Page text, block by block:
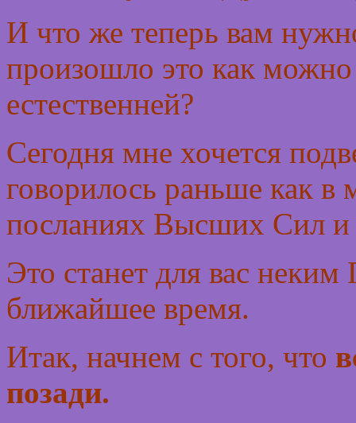
И что же теперь вам
произошло это как
естественней?
Сегодня мне хочется
говорилось раньше как в
посланиях Высших Сил и
Это станет для вас
ближайшее время.
Итак, начнем с того, что
позади.